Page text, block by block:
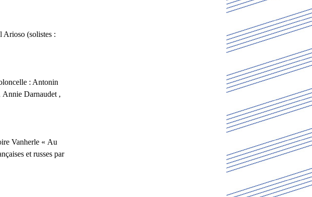
Arioso (solistes :
: Antonin
Annie Darnaudet ,
Vanherle « Au
et russes par